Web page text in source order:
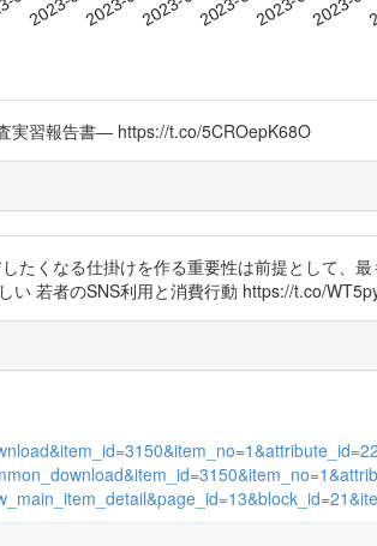
実習報告書― https://t.co/5CROepK68O
たくなる仕掛けを作る重要性は前提として、
い 若者のSNS利用と消費行動 https://t.co/